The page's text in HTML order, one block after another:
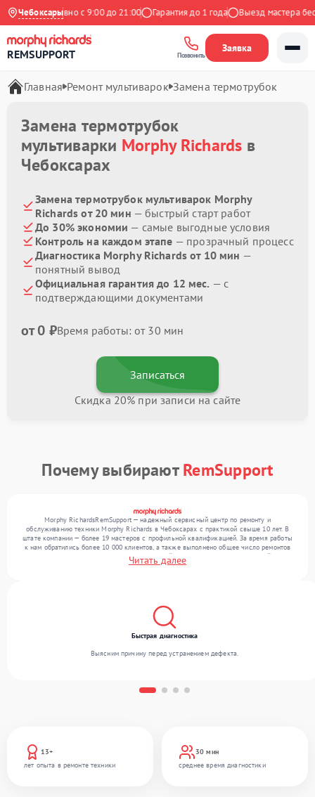
Чебоксары
Ежедневно с 9:00 до 21:00 Гарантия до 1 года Выезд мастера
REMSUPPORT Позвонить
Заявка
Главная Ремонт мультиварок Замена термотрубок
Замена термотрубок
мультиварки Morphy Richards в
Чебоксарах
Замена термотрубок мультиварок Morphy
Richards от 20 мин — быстрый старт работ
До 30% экономии — самые выгодные условия
Контроль на каждом этапе — прозрачный процесс
Диагностика Morphy Richards от 10 мин —
понятный вывод
Официальная гарантия до 12 мес. — с
подтверждающими документами
от 0 ₽Время работы: от 30 мин
Записаться
Скидка 20% при записи на сайте
Почему выбираютRemSupport
Morphy RichardsRemSupport — надежный сервисный центр по ремонту и
обслуживанию техники Morphy Richards в Чебоксарах с практикой свыше 10 лет. В
штате компании — более 19 мастеров с профильной квалификацией. За время работы
к нам обратились более 10 000 клиентов, а также выполнено общее число ремонтов
превысило 12 000. Ежемесячно в сервисный центр поступает от 300 устройств,
включая , , . Мы работаем с широким спектром неисправностей и обеспечиваем
Читать далее
13+
лет опыта в ремонте техники
30 мин
среднее время диагностики
Быстрая диагностика
Выясним причину перед устранением дефекта.